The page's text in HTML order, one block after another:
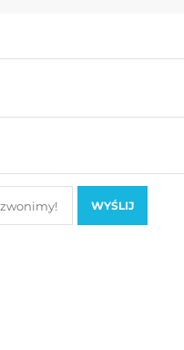
WYŚLIJ